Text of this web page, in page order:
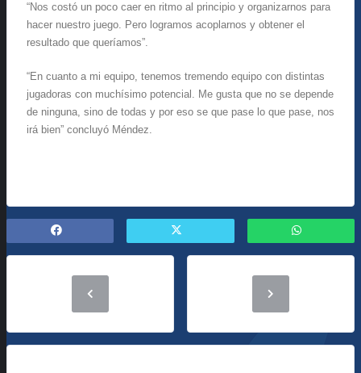
“Nos costó un poco caer en ritmo al principio y organizarnos para
hacer nuestro juego. Pero logramos acoplarnos y obtener el
resultado que queríamos”.
“En cuanto a mi equipo, tenemos tremendo equipo con distintas
jugadoras con muchísimo potencial. Me gusta que no se depende
de ninguna, sino de todas y por eso se que pase lo que pase, nos
irá bien” concluyó Méndez.